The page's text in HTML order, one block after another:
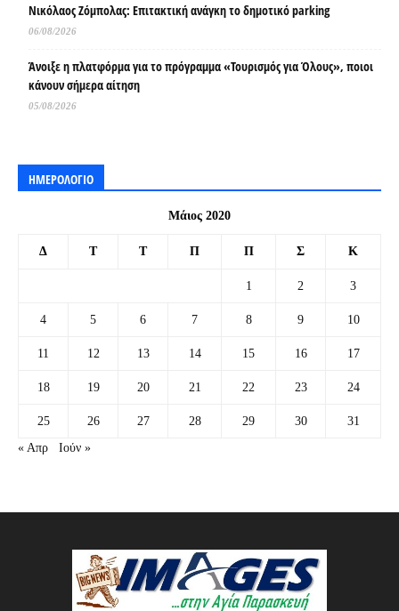
Νικόλαος Ζόμπολας: Επιτακτική ανάγκη το δημοτικό parking
06/08/2026
Άνοιξε η πλατφόρμα για το πρόγραμμα «Τουρισμός για Όλους», ποιοι
κάνουν σήμερα αίτηση
05/08/2026
ΗΜΕΡΟΛΟΓΙΟ
Μάιος 2020
Δ Τ Τ Π Π Σ Κ
1 2 3
4 5 6 7 8 9 10
11 12 13 14 15 16 17
18 19 20 21 22 23 24
25 26 27 28 29 30
31
« Απρ
Ιούν »